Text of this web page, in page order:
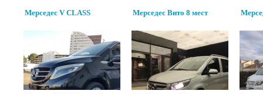
Мерседес V CLASS Мерседес Вито 8 мест